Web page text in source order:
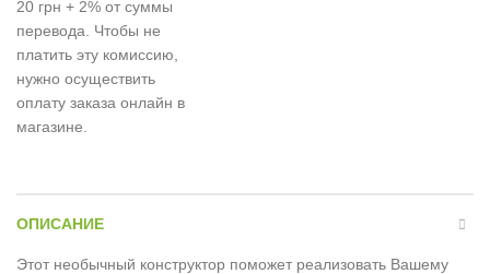
20 грн + 2% от суммы
перевода. Чтобы не
платить эту комиссию,
нужно осуществить
оплату заказа онлайн в
магазине.
ОПИСАНИЕ
Этот необычный конструктор поможет реализовать Вашему